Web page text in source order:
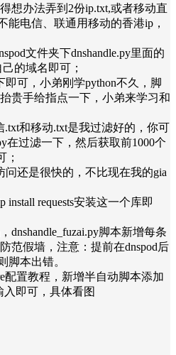
想办法弄到2份ip.txt,或者移动直
能电信、联通用移动的香港ip，
文件夹下dnshandle.py里面的
的域名即可；
可，小弟刚学python不久，脚
贵手给指点一下，小弟来学习和
.txt和移动.txt是我过滤好的，你可
在过滤一下，然后获取前1000个
；
问还是很快的，不比现在我的gia
requests安装这一个库即
dnshandle_fuzai.py脚本新增每条
范假墙，注意：提前在dnspod后
脚本出错。
配置教程，新增半自动脚本添加
入即可，具体看图